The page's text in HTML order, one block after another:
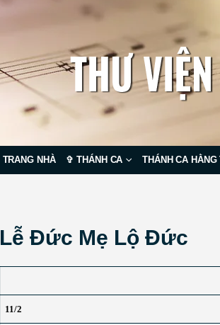
TRANG NHÀ ✞ THÁNH CA THÁNH CA HẰNG
Lễ Ðức Mẹ Lộ Ðức
11/2